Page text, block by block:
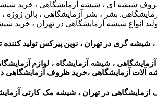
ای ، شیشه آزمایشگاهی ، خرید شیشه
آزمایشگاهی. بشر ، بشر آزمایشگاهی ، بالن
انواع شیشه آزمایشگاهی در تهران ، خرید
شیشه گری در تهران ، نوین پیرکس تولید
، شیشه آزمایشگاه ، لوازم
آلات آزمایشگاهی ،خرید ظروف آزمایشگاهی
در تهران ، شیشه مک کارتی